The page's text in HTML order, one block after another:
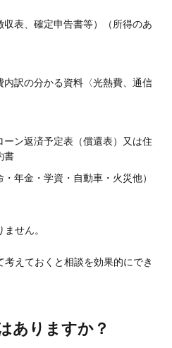
表、確定申告書等）（所得のあ
訳の分かる資料〈光熱費、通信
ン返済予定表（償還表）又は住
書
年金・学資・自動車・火災他）
せん。
考えておくと相談を効果的にでき
ありますか？